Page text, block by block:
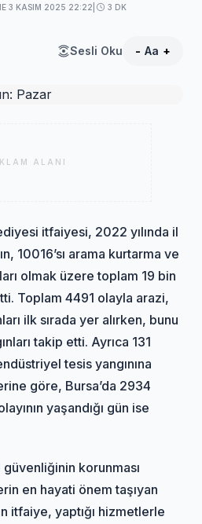
3 KASIM 2025 22:22 3 DK
Sesli Oku - Aa +
ALANI
itfaiyesi, 2022 yılında il
10016’sı arama kurtarma ve
olmak üzere toplam 19 bin
Toplam 4491 olayla arazi,
ilk sırada yer alırken, bunu
takip etti. Ayrıca 131
tesis yangınına
göre, Bursa’da 2934
yaşandığı gün ise
korunması
en hayati önem taşıyan
itfaiye, yaptığı hizmetlerle